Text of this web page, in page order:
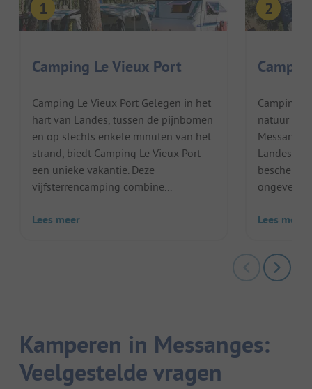
Camping Le Vieux Port
Camping Le Vieux Port Gelegen in het
hart van Landes, tussen de pijnbomen
en op slechts enkele minuten van het
strand, biedt Camping Le Vieux Port
een unieke vakantie. Deze
vijfsterrencamping combine...
Lees meer
Camping
natuur
Landes.
ongeveer
Lees meer
Kamperen in Messanges:
Veelgestelde vragen